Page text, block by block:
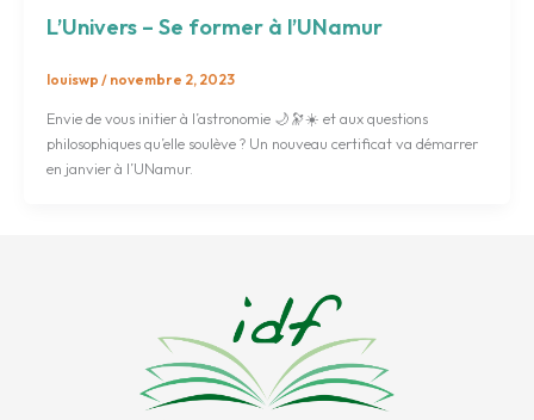
L’Univers – Se former à l’UNamur
louiswp/ novembre 2, 2023
Envie de vous initier à l’astronomie 🌙🔭☀️ et aux questions
philosophiques qu’elle soulève ? Un nouveau certificat va démarrer
en janvier à l’UNamur.